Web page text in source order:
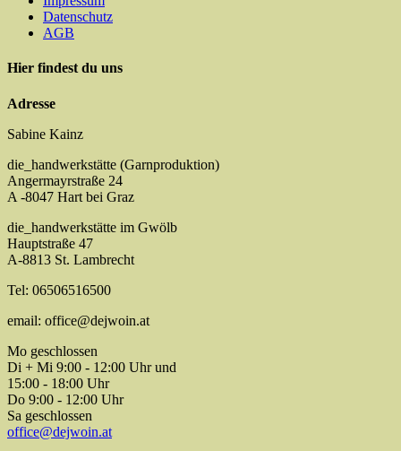
Datenschutz
AGB
Hier findest du uns
Adresse
Sabine Kainz
die_handwerkstätte (Garnproduktion)
Angermayrstraße 24
A -8047 Hart bei Graz
die_handwerkstätte im Gwölb
Hauptstraße 47
A-8813 St. Lambrecht
Tel: 06506516500
email: office@dejwoin.at
Mo geschlossen
Di + Mi 9:00 - 12:00 Uhr und
15:00 - 18:00 Uhr
Do 9:00 - 12:00 Uhr
Sa geschlossen
office@dejwoin.at